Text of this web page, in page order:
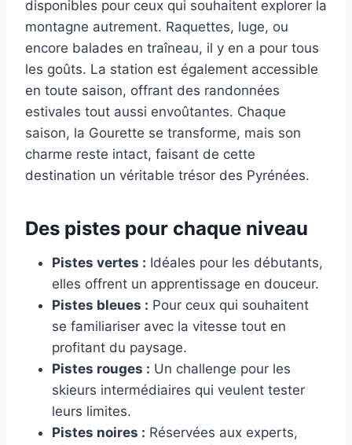
disponibles pour ceux qui souhaitent explorer la
montagne autrement. Raquettes, luge, ou
encore balades en traîneau, il y en a pour tous
les goûts. La station est également accessible
en toute saison, offrant des randonnées
estivales tout aussi envoûtantes. Chaque
saison, la Gourette se transforme, mais son
charme reste intact, faisant de cette
destination un véritable trésor des Pyrénées.
Des pistes pour chaque niveau
Pistes vertes : Idéales pour les débutants,
elles offrent un apprentissage en douceur.
Pistes bleues : Pour ceux qui souhaitent
se familiariser avec la vitesse tout en
profitant du paysage.
Pistes rouges : Un challenge pour les
skieurs intermédiaires qui veulent tester
leurs limites.
Pistes noires : Réservées aux experts,